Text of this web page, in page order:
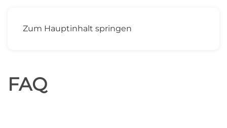
Zum Hauptinhalt springen
MENÜ
FAQ